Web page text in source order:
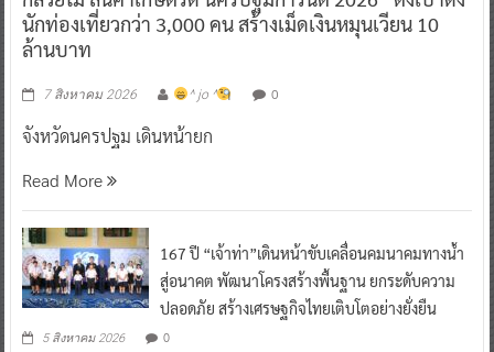
นักท่องเที่ยวกว่า 3,000 คน สร้างเม็ดเงินหมุนเวียน 10
ล้านบาท
7 สิงหาคม 2026 ^ jo ^ 0
จังหวัดนครปฐม เดินหน้ายก
Read More
167 ปี “เจ้าท่า”เดินหน้าขับเคลื่อนคมนาคมทางน้ำ
สู่อนาคต พัฒนาโครงสร้างพื้นฐาน ยกระดับความ
ปลอดภัย สร้างเศรษฐกิจไทยเติบโตอย่างยั่งยืน
5 สิงหาคม 2026 0